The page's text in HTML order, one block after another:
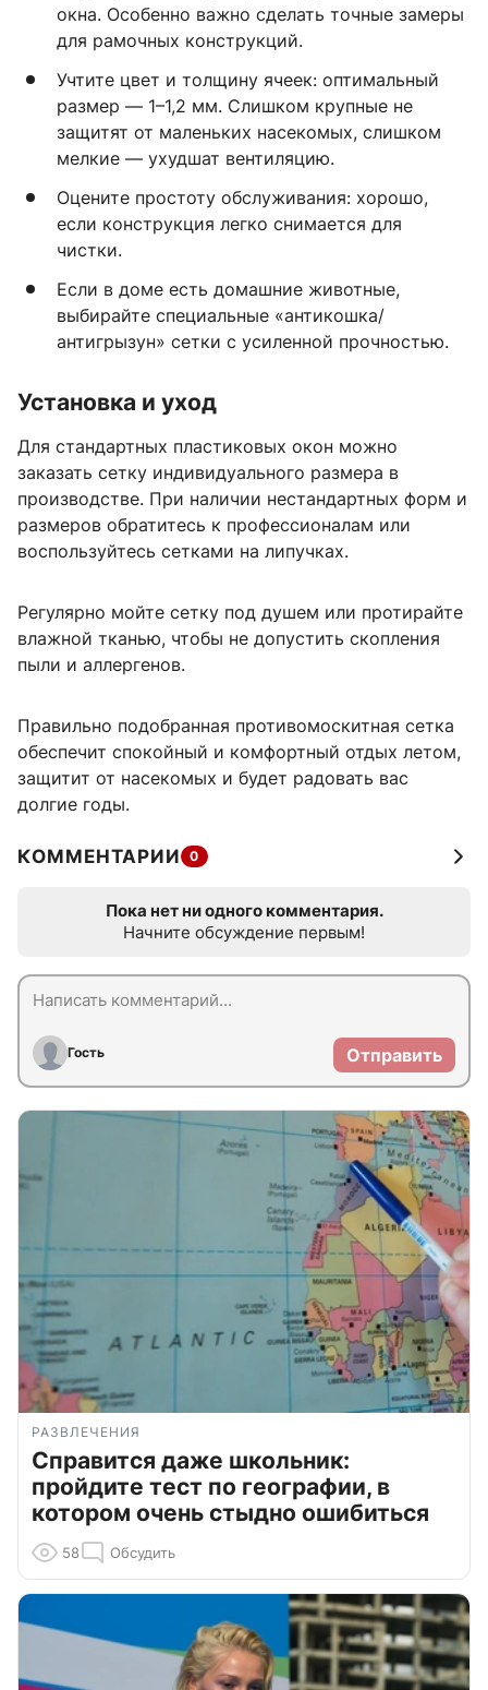
окна. Особенно важно сделать точные замеры
для рамочных конструкций.
Учтите цвет и толщину ячеек: оптимальный
размер — 1–1,2 мм. Слишком крупные не
защитят от маленьких насекомых, слишком
мелкие — ухудшат вентиляцию.
Оцените простоту обслуживания: хорошо,
если конструкция легко снимается для
чистки.
Если в доме есть домашние животные,
выбирайте специальные «антикошка/
антигрызун» сетки с усиленной прочностью.
Установка и уход
Для стандартных пластиковых окон можно
заказать сетку индивидуального размера в
производстве. При наличии нестандартных форм и
размеров обратитесь к профессионалам или
воспользуйтесь сетками на липучках.
Регулярно мойте сетку под душем или протирайте
влажной тканью, чтобы не допустить скопления
пыли и аллергенов.
Правильно подобранная противомоскитная сетка
обеспечит спокойный и комфортный отдых летом,
защитит от насекомых и будет радовать вас
долгие годы.
КОММЕНТАРИИ 0
Пока нет ни одного комментария.
Начните обсуждение первым!
Гость Отправить
РАЗВЛЕЧЕНИЯ
Справится даже школьник:
пройдите тест по географии, в
котором очень стыдно ошибиться
58 Обсудить